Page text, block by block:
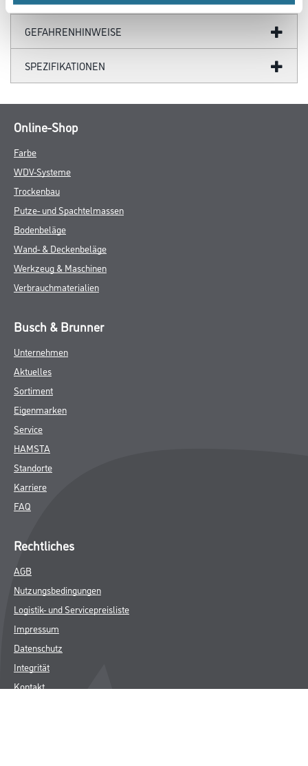
GEFAHRENHINWEISE
SPEZIFIKATIONEN
Online-Shop
Farbe
WDV-Systeme
Trockenbau
Putze- und Spachtelmassen
Bodenbeläge
Wand- & Deckenbeläge
Werkzeug & Maschinen
Verbrauchmaterialien
Busch & Brunner
Unternehmen
Aktuelles
Sortiment
Eigenmarken
Service
HAMSTA
Standorte
Karriere
FAQ
Rechtliches
AGB
Nutzungsbedingungen
Logistik- und Servicepreisliste
Impressum
Datenschutz
Integrität
Kontakt